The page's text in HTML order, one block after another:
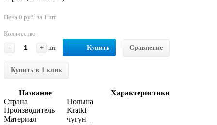
Цена 0 руб. за 1 шт
Количество
-
+ шт Купить Сравнение
Купить в 1 клик
Название
Характеристики
Страна
Польша
Производитель
Kratki
Материал
чугун